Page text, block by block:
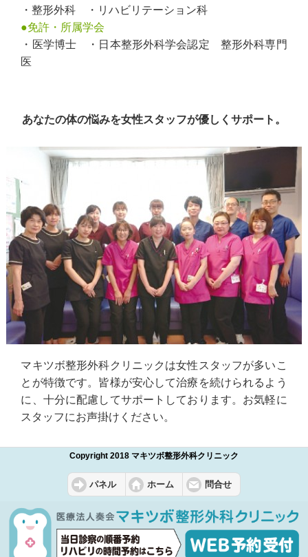
・整形外科 ・リハビリテーション科
●免許・所属学会
・医学博士 ・日本整形外科学会認定 整形外科専門
医
あなたの体の悩みを女性スタッフが優しくサポート。
マキツボ整形外科クリニックは女性スタッフが多いこ
とが特徴です。皆様が安心して治療を続けられるよう
に、十分に配慮してサポートしております。お気軽に
スタッフにお声掛けください。
Copyright 2018 マキツボ整形外科クリニック
パネル ホーム 問合せ